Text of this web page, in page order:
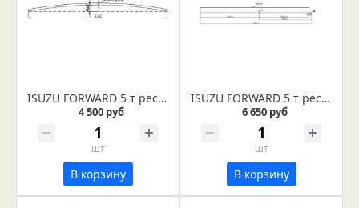
ISUZU FORWARD 5 т рессора задняя лист № 5 (Арт. IR 07-05-05)
4 500 руб
шт
В корзину
ISUZU FORWARD 5 т рессора задняя лист № 1 в сборе (Арт. IR 07-05-01в)
6 650 руб
шт
В корзину